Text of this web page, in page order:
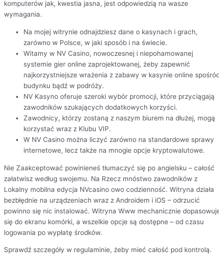
komputerów jak, kwestia jasna, jest odpowiedzią na wasze
wymagania.
Na mojej witrynie odnajdziesz dane o kasynach i grach,
zarówno w Polsce, w jaki sposób i na świecie.
Witamy w NV Casino, nowoczesnej i niepohamowanej
systemie gier online zaprojektowanej, żeby zapewnić
najkorzystniejsze wrażenia z zabawy w kasynie online
budynku bądź w podróży.
NV Kasyno oferuje szeroki wybór promocji, które przyciągają
zawodników szukających dodatkowych korzyści.
Zawodnicy, którzy zostaną z naszym biurem na dłużej, mogą
korzystać wraz z Klubu VIP.
W NV Casino można liczyć zarówno na standardowe sprawy
internetowe, lecz także na mnogie opcje kryptowalutowe.
Nie Zaakceptować powinieneś tłumaczyć się po angielsku – całość
załatwisz według swojemu. Na Rzecz mnóstwo zawodników z
Lokalny mobilna edycja NVcasino owo codzienność. Witryna działa
bezbłędnie na urządzeniach wraz z Androidem i iOS – odrzucić
powinno się nic instalować. Witryna Www mechanicznie
się do ekranu komórki, a wszelkie opcje są dostępne – od czasu
logowania po wypłatę środków.
Sprawdź szczegóły w regulaminie, żeby mieć całość pod kontrolą.